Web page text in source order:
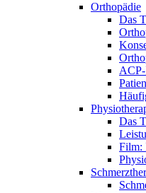
Orthopädie
Das
Das
Film: